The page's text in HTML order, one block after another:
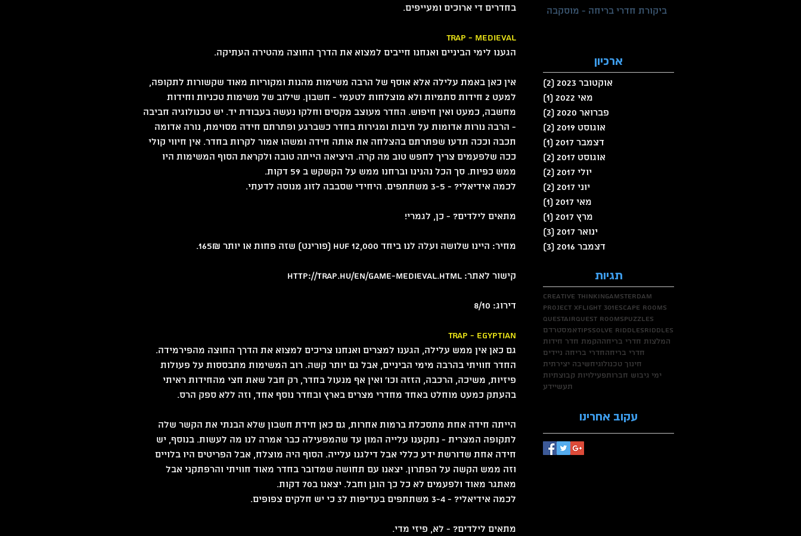
בחדרים די ארוכים ומעייפים.
הגענו לימי הביניים ואנחנו חייבים למצוא את הדרך החוצה מהטירה העתיקה.
אין כאן באמת עלילה אלא אוסף של הרבה משימות מהנות ומקוריות מאוד שקשורות לתקופה,
למעט 2 חידות סתמיות ולא מוצלחות לטעמי - חשבון. שילוב של משימות טכניות וחידות
מחשבה, כמעט ואין חיפוש. החדר מעוצב מקסים וחלקו נעשה בעבודת יד. יש טכנולוגיה חביבה
- הרבה נורות אדומות על תיבות ומגירות בחדר כשברגע ופתרתם חידה מסוימת, נורה אדומה
תכבה וככה תדעו שפתרתם בהצלחה את אותה חידה ומשהו אמור לקרות בחדר. אין חיווי קולי
ככה שלפעמים צריך לחפש טוב מה קרה. היציאה הייתה טובה ולקראת הסוף המשימות היו
ממש כפיות. סך הכל נהנינו וברחנו ממש על הקשקש ב 59 דקות.
לכמה אידיאלי? - 3-5 משתתפים. היחידי שסבבה לזוג מנוסה לדעתי.
מתאים לילדים? - כן, לגמרי!
מחיר: היינו שלושה ועלה לנו ביחד 12,000 HUF (פורינט) שזה פחות או יותר 165₪.
קישור לאתר: http://trap.hu/en/game-medieval.html
דירוג: 8/10
Trap - Egyptian
גם כאן אין ממש עלילה, הגענו למצרים ואנחנו צריכים למצוא את הדרך החוצה מהפירמידה.
החדר חוויתי בהרבה מימי הביניים, אבל גם יותר קשה. רוב המשימות מתבססות על פעולות
פיזיות, משיכה, הרכבה, הזזה וכו׳ ואין אף מנעול בחדר, רק חבל שאת חצי מהחידות ראיתי
בהעתק כמעט מוחלט באחד מחדרי מצרים בארץ ובחדר נוסף אחד, וזה ללא ספק הרס.
הייתה חידה אחת מתסכלת ברמות אחרות, גם כאן חידת חשבון שלא הבנתי את הקשר שלה
לתקופה המצרית - נתקענו עלייה המון עד שהמפעילה כבר אמרה לנו מה לעשות. בנוסף, יש
חידה אחת שדורשת ידע כללי אבל דילגנו עלייה. הסוף היה מוצלח, אבל הפריטים היו בלויים
וזה ממש הקשה על הפתרון. יצאנו עם תחושה שמדובר בחדר מאוד חוויתי והרפתקני אבל
מאתגר מאוד ולפעמים לא כל כך הוגן וחבל. יצאנו ב70 דקות.
לכמה אידיאלי? - 3-4 משתתפים בעדיפות ל3 כי יש חלקים צפופים.
מתאים לילדים? - לא, פיזי מדי.
ביקורת חדרי בריחה - מוסקבה
ארכיון
אוקטובר 2023 (2)
מאי 2022
(1)
פברואר 2020
(2)
אוגוסט 2019
(2)
דצמבר 2017
(1)
אוגוסט 2017
(2)
יולי 2017
(2)
יוני 2017
(2)
מאי 2017
(1)
מרץ 2017
(1)
ינואר 2017
(3)
דצמבר 2016
(3)
תגיות
amsterdam
creative thinking
escape rooms
flight 301
project X
puzzles
quest rooms
questair
riddles
solve riddles
tipsאמסטרדם
המלצות חדרי בריחההקמת חדר חידות
חדרי בריחהחדרי בריחה ניידים
חינוך טכנולוגיחשיבה יצירתית
ימי גיבוש חברותפעילויות קבוצתיות
תעשיידע
עקוב אחרינו